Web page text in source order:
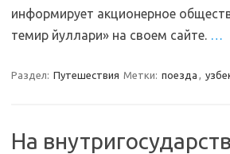
информирует акционерное
темир йуллари» на своем сайте. …
Раздел: Путешествия Метки: поезда ,
На